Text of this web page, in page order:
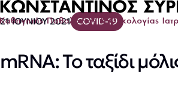
21 ΙΟΥΝΙΟΥ 2021 COVID-19
mRNA: Το ταξίδι